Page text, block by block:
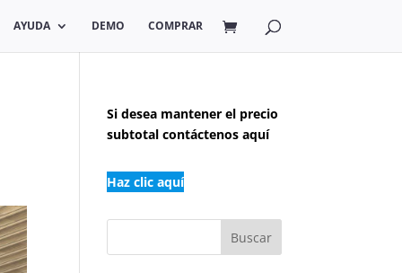
AYUDA DEMO COMPRAR
Si desea mantener el precio
subtotal contáctenos aquí
Haz clic aquí